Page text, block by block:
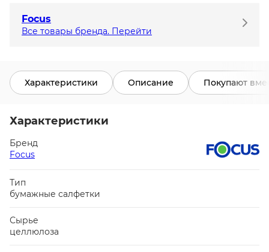
Focus
Все товары бренда. Перейти
Характеристики Описание Покупают
Характеристики
Бренд
Focus
Тип
бумажные салфетки
Сырье
целлюлоза